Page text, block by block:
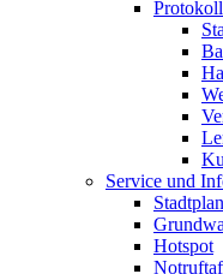
Service und
Hotspot